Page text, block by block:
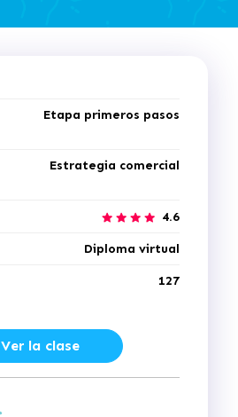
Etapa primeros pasos
Estrategia comercial
4.6
Diploma virtual
127
Ver la clase